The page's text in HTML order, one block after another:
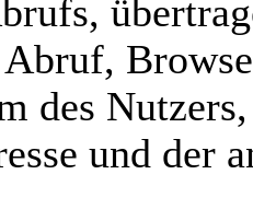
des
und der